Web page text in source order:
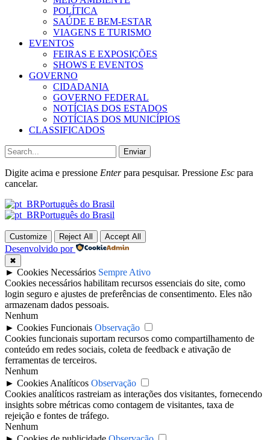
POLÍTICA
SAÚDE E BEM-ESTAR
VIAGENS E TURISMO
EVENTOS
FEIRAS E EXPOSIÇÕES
SHOWS E EVENTOS
GOVERNO
CIDADANIA
GOVERNO FEDERAL
NOTÍCIAS DOS ESTADOS
NOTÍCIAS DOS MUNICÍPIOS
CLASSIFICADOS
Enviar
Digite acima e pressione Enterpara pesquisar. Pressione Esc para
cancelar.
Português do Brasil
Português do Brasil
Customize Reject All Accept All
Desenvolvido por
✖
► Cookies Necessários Sempre Ativo
Cookies necessários habilitam recursos essenciais do site, como
login seguro e ajustes de preferências de consentimento. Eles não
armazenam dados pessoais.
Nenhum
► Cookies Funcionais Observação
Cookies funcionais suportam recursos como compartilhamento de
conteúdo em redes sociais, coleta de feedback e ativação de
ferramentas de terceiros.
Nenhum
► Cookies Analíticos Observação
Cookies analíticos rastreiam as interações dos visitantes, fornecendo
insights sobre métricas como contagem de visitantes, taxa de
rejeição e fontes de tráfego.
Nenhum